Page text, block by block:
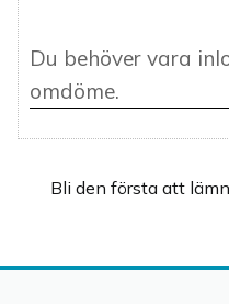
Bli den första att